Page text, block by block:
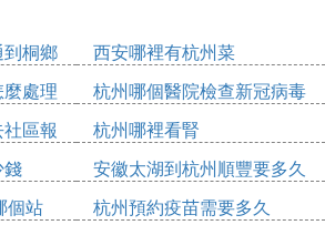
核酸陽性診療區和核酸陰性診療
者。
得以沒有48小時核酸結果為由影
結果的，直接進入急診診療區
桐鄉
西安哪裡有杭州菜
處理
杭州哪個醫院檢查新冠病毒
區報
杭州哪裡看腎
錢
安徽太湖到杭州順豐要多久
個站
杭州預約疫苗需要多久